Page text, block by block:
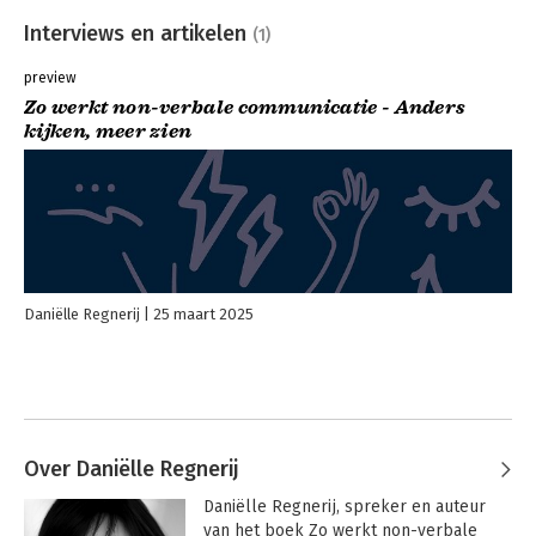
Interviews en artikelen (1)
preview
Zo werkt non-verbale communicatie - Anders
kijken, meer zien
Daniëlle Regnerij 25 maart 2025
Over Daniëlle Regnerij
Daniëlle Regnerij, spreker en auteur
van het boek Zo werkt non-verbale